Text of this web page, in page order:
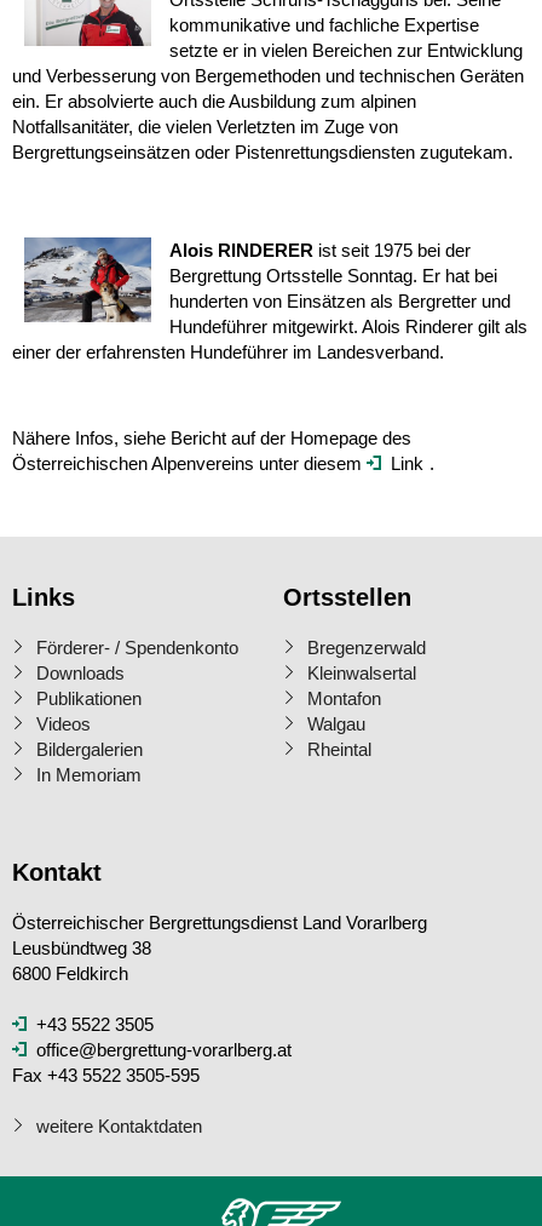
kommunikative und fachliche Expertise
setzte er in vielen Bereichen zur Entwicklung
und Verbesserung von Bergemethoden und technischen Geräten
ein. Er absolvierte auch die Ausbildung zum alpinen
Notfallsanitäter, die vielen Verletzten im Zuge von
Bergrettungseinsätzen oder Pistenrettungsdiensten zugutekam.
Alois RINDERER ist seit 1975 bei der
Bergrettung Ortsstelle Sonntag. Er hat bei
hunderten von Einsätzen als Bergretter und
Hundeführer mitgewirkt. Alois Rinderer gilt als
einer der erfahrensten Hundeführer im Landesverband.
Nähere Infos, siehe Bericht auf der Homepage des
Österreichischen Alpenvereins unter diesem
Link .
Links
Förderer- / Spendenkonto
Downloads
Publikationen
Videos
Bildergalerien
In Memoriam
Ortsstellen
Bregenzerwald
Kleinwalsertal
Montafon
Walgau
Rheintal
Kontakt
Österreichischer Bergrettungsdienst Land Vorarlberg
Leusbündtweg 38
6800 Feldkirch
+43 5522 3505
office@bergrettung-vorarlberg.at
Fax +43 5522 3505-595
weitere Kontaktdaten